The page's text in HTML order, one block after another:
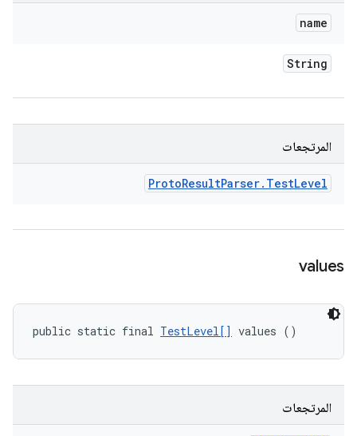
name
String
المرتجعات
ProtoResultParser. TestLevel
values
public static final TestLevel[] values ()
المرتجعات